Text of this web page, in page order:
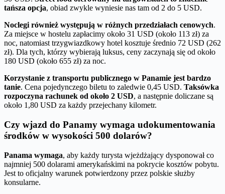
tańsza opcja, obiad zwykle wyniesie nas tam od 2 do 5 USD.
Noclegi również występują w różnych przedziałach cenowych.
Za miejsce w hostelu zapłacimy około 31 USD (około 113 zł) za
noc, natomiast trzygwiazdkowy hotel kosztuje średnio 72 USD (262
zł). Dla tych, którzy wybierają luksus, ceny zaczynają się od około
180 USD (około 655 zł) za noc.
Korzystanie z transportu publicznego w Panamie jest bardzo
tanie. Cena pojedynczego biletu to zaledwie 0,45 USD. Taksówka
rozpoczyna rachunek od około 2 USD, a następnie doliczane są
około 1,80 USD za każdy przejechany kilometr.
Czy wjazd do Panamy wymaga udokumentowania
środków w wysokości 500 dolarów?
Panama wymaga, aby każdy turysta wjeżdżający dysponował co
najmniej 500 dolarami amerykańskimi na pokrycie kosztów pobytu.
Jest to oficjalny warunek potwierdzony przez polskie służby
konsularne.